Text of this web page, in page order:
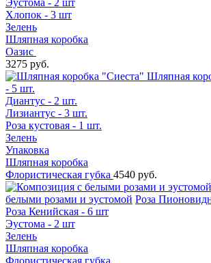
Хлопок - 3 шт
Зелень
Шляпная коробка
Оазис
3275 руб.
Шляпная
- 5 шт.
Диантус - 2 шт.
Лизиантус - 3 шт.
Роза кустовая - 1 шт.
Зелень
Упаковка
Шляпная коробка
Флористическая губка 4540 руб.
белыми розами и эустомой Роза
Роза Кенийская - 6 шт
Эустома - 2 шт
Зелень
Шляпная коробка
Флористическая губка